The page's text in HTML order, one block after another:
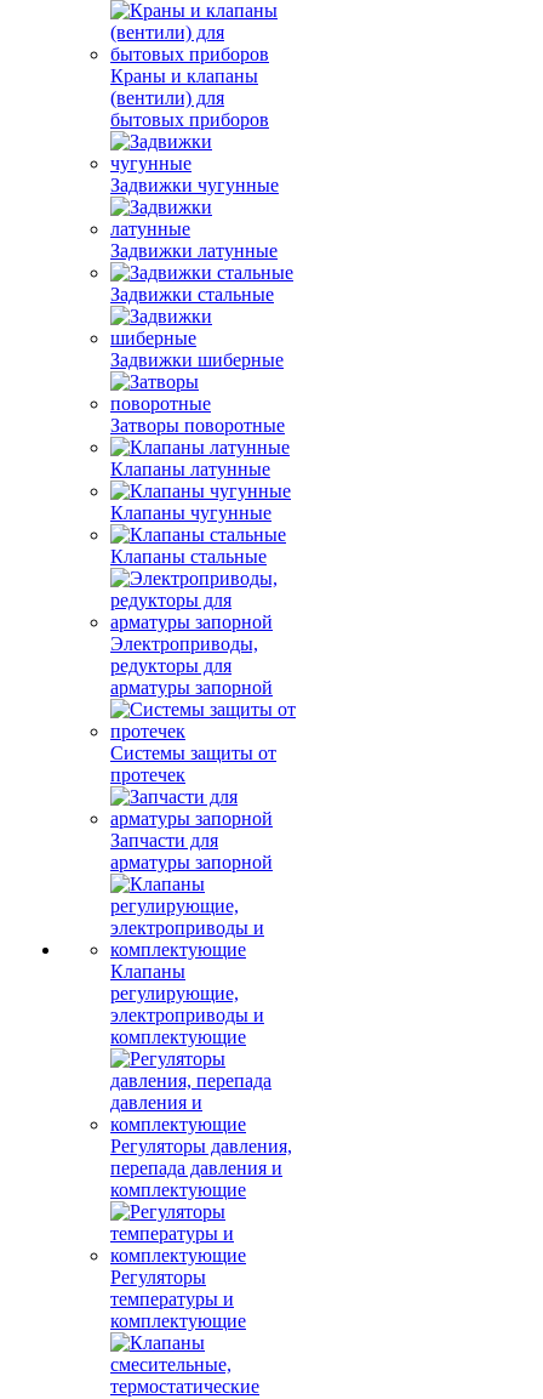
Краны и клапаны
(вентили) для
бытовых приборов
Задвижки чугунные
Задвижки латунные
Задвижки стальные
Задвижки шиберные
Затворы поворотные
Клапаны латунные
Клапаны чугунные
Клапаны стальные
Электроприводы,
редукторы для
арматуры запорной
Системы защиты от
протечек
Запчасти для
арматуры запорной
Клапаны
регулирующие,
электроприводы и
комплектующие
Регуляторы давления,
перепада давления и
комплектующие
Регуляторы
температуры и
комплектующие